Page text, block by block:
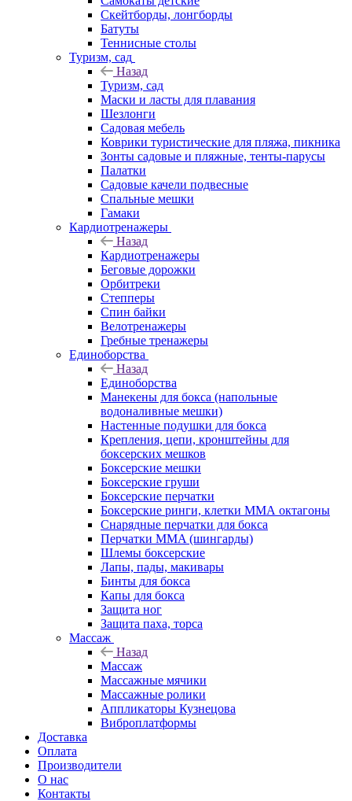
Скейтборды, лонгборды
Батуты
Теннисные столы
Туризм, сад
Назад
Туризм, сад
Маски и ласты для плавания
Шезлонги
Садовая мебель
Коврики туристические для пляжа, пикника
Зонты садовые и пляжные, тенты-парусы
Палатки
Садовые качели подвесные
Спальные мешки
Гамаки
Кардиотренажеры
Назад
Кардиотренажеры
Беговые дорожки
Орбитреки
Степперы
Спин байки
Велотренажеры
Гребные тренажеры
Единоборства
Назад
Единоборства
Манекены для бокса (напольные
водоналивные мешки)
Настенные подушки для бокса
Крепления, цепи, кронштейны для
боксерских мешков
Боксерские мешки
Боксерские груши
Боксерские перчатки
Боксерские ринги, клетки ММА октагоны
Снарядные перчатки для бокса
Перчатки MMA (шингарды)
Шлемы боксерские
Лапы, пады, макивары
Бинты для бокса
Капы для бокса
Защита ног
Защита паха, торса
Массаж
Назад
Массаж
Массажные мячики
Массажные ролики
Аппликаторы Кузнецова
Виброплатформы
Доставка
Оплата
Производители
О нас
Контакты